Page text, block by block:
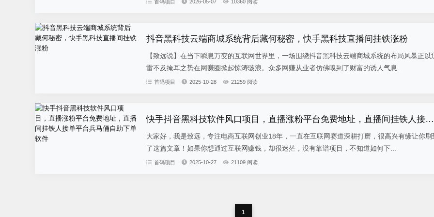
首码项目 2026-05-07 10360 阅读
抖音黑科技云端商城系统背后藏何秘密，快手黑科技直播间挂铁涨粉
【致远说】在当下瞬息万变的互联网世界里，一场围绕抖音黑科技云端商城系统的布局风暴正以
雷不及掩耳之势在网赚圈掀起惊涛骇浪。众多网赚从业者仿佛嗅到了财富的诱人气息...
首码项目 2025-10-28 21259 阅读
快手抖音黑科技软件风口项目，直播涨粉平台免费地址，直播间挂铁人接单平台兵马俑自助下单软件
大家好，我是致远，专注电商互联网创业18年，一直在互联网赛道深耕打磨，很高兴有缘让你刷
了这篇文章！如果你想通过互联网赚钱，却很迷茫，没有靠谱项目，不知道如何下...
首码项目 2025-10-27 21109 阅读
1